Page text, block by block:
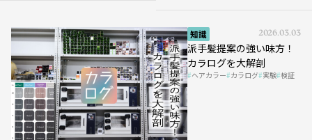
知識 2026.03.03
派手髪提案の強い味方！
カラログを大解剖
ヘアカラー カラログ 実験 検証